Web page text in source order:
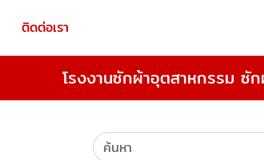
ติดต่อเรา
โรงงานซักผ้าอุตสาหกรรม ซั